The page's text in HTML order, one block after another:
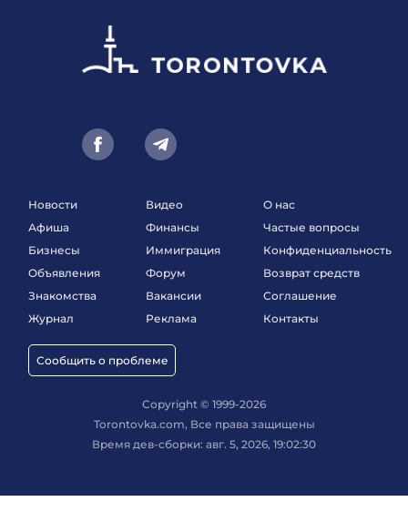
Новости
Афиша
Бизнесы
Объявления
Знакомства
Журнал
Сообщить о проблеме
Видео
Финансы
Иммиграция
Форум
Вакансии
Реклама
О нас
Частые вопросы
Конфиденциальность
Возврат средств
Соглашение
Контакты
Copyright © 1999-2026
Torontovka.com, Все права защищены
Время дев-сборки: авг. 5, 2026, 19:02:30